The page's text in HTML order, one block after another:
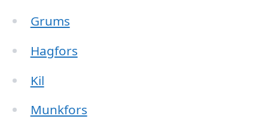
Grums
Hagfors
Kil
Munkfors